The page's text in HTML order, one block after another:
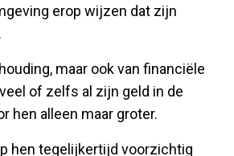
erop wijzen dat zijn
maar ook van financiële
of zelfs al zijn geld in de
hen alleen maar groter.
hen tegelijkertijd voorzichtig